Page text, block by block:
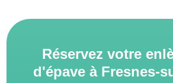
Réservez votre
d'épave à Fresnes-